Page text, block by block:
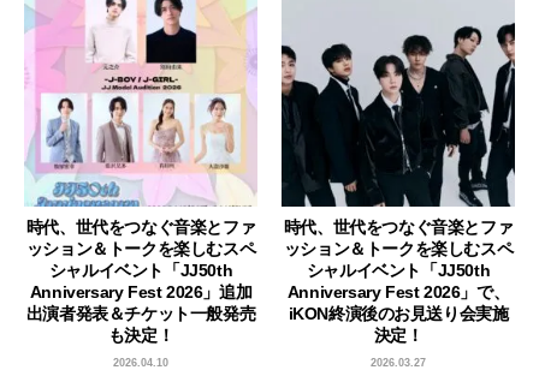
時代、世代をつなぐ音楽とファ
ッション＆トークを楽しむスペ
シャルイベント「JJ50th
Anniversary Fest 2026」追加
出演者発表＆チケット一般発売
も決定！
2026.04.10
時代、世代をつなぐ音楽とファ
ッション＆トークを楽しむスペ
シャルイベント「JJ50th
Anniversary Fest 2026」で、
iKON終演後のお見送り会実施
決定！
2026.03.27